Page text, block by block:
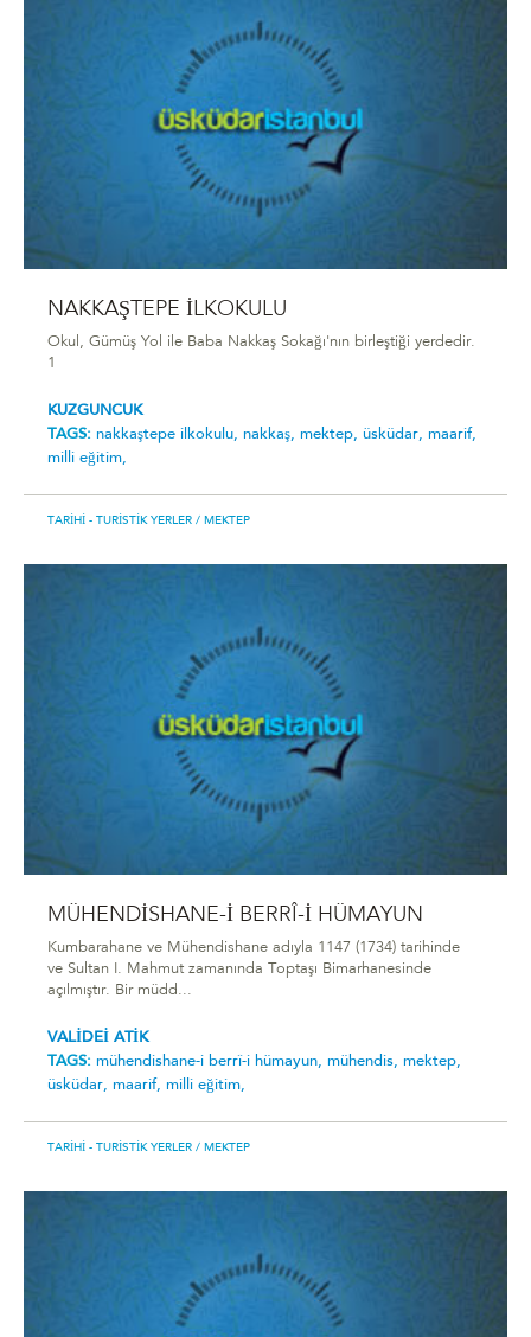
NAKKAŞTEPE İLKOKULU
Okul, Gümüş Yol ile Baba Nakkaş Sokağı'nın birleştiği yerdedir.
1
KUZGUNCUK
TAGS: nakkaştepe i̇lkokulu, nakkaş, mektep, üsküdar, maarif,
milli eğitim,
TARIHI - TURISTIK YERLER / MEKTEP
MÜHENDİSHANE-İ BERRÎ-İ HÜMAYUN
Kumbarahane ve Mühendishane adıyla 1147 (1734) tarihinde
ve Sultan I. Mahmut zamanında Toptaşı Bimarhanesinde
açılmıştır. Bir müdd...
VALİDEİ ATİK
TAGS: mühendi̇shane-i̇ berrî-i̇ hümayun, mühendis, mektep,
üsküdar, maarif, milli eğitim,
TARIHI - TURISTIK YERLER / MEKTEP